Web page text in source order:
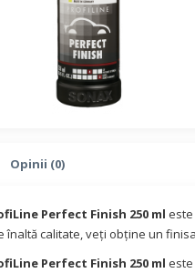
Opinii (0)
Perfect Finish 250 ml
înaltă calitate, veți obține un
Perfect Finish 250 ml